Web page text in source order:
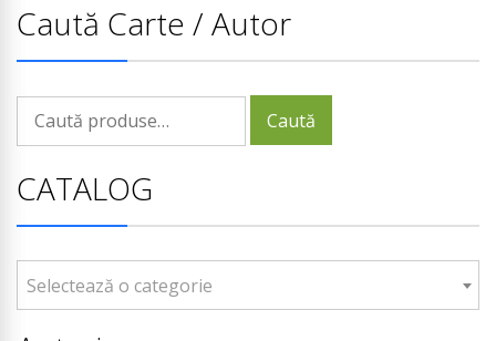
Caută Carte / Autor
după:
Caută
CATALOG
Selectează o categorie